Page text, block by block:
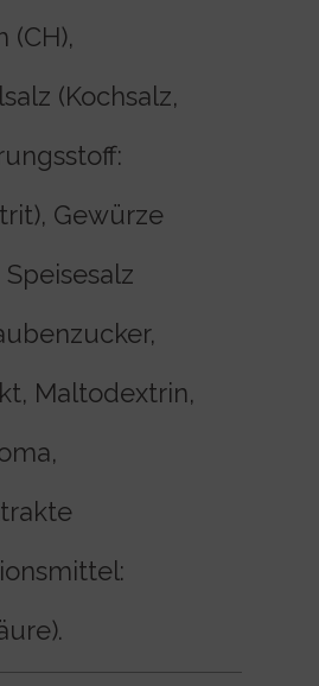
(CH),
(Kochsalz,
Gewürze
Maltodextrin,